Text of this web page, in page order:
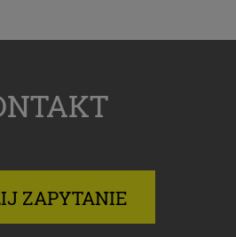
ZAPYTANIE
ruchu na stronach i w Internecie.
stosowanych przez nas
niebawem wejdą w życie, tak
z naszych serwisów